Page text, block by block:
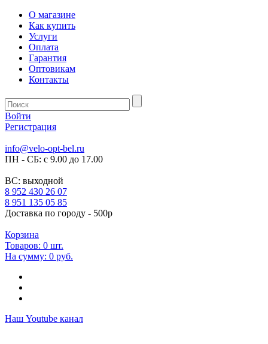
О магазине
Как купить
Услуги
Оплата
Гарантия
Оптовикам
Контакты
Войти
Регистрация
info@velo-opt-bel.ru
ПН - СБ: с 9.00 до 17.00
ВС: выходной
8 952 430 26 07
8 951 135 05 85
Доставка по городу - 500р
Корзина
Товаров: 0 шт.
На сумму: 0 руб.
Наш Youtube канал